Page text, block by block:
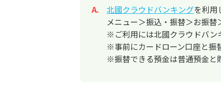
回答
北國クラウドバンキングを利用
メニュー＞振込・振替＞お振
※ご利用には北國クラウドバン
※事前にカードローン口座と振
※振替できる預金は普通預金と